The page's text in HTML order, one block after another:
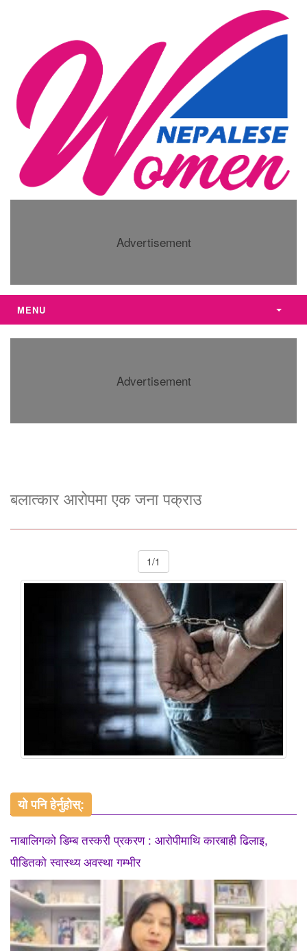
Advertisement
MENU
Advertisement
बलात्कार आरोपमा एक जना पक्राउ
1/1
यो पनि हेर्नुहोस्:
नाबालिगको डिम्ब तस्करी प्रकरण : आरोपीमाथि कारबाही ढिलाइ,
पीडितको स्वास्थ्य अवस्था गम्भीर